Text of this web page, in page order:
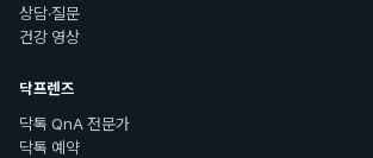
상담·질문
건강 영상
닥프렌즈
닥톡 QnA 전문가
닥톡 예약